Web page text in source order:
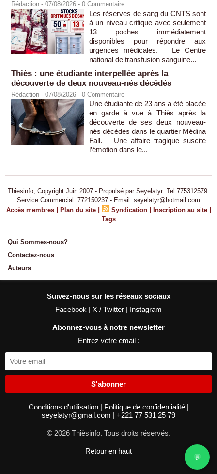
Rédaction - 07/08/2026 - 0 Commentaire
Les réserves de sang du CNTS sont
à un niveau critique avec seulement
13 poches immédiatement
disponibles pour répondre aux
urgences médicales. Le Centre
national de transfusion sanguine...
Thiès : une étudiante interpellée après la
découverte de deux nouveau-nés décédés
Rédaction - 07/08/2026 - 0 Commentaire
Une étudiante de 23 ans a été placée
en garde à vue à Thiès après la
découverte de ses deux nouveau-
nés décédés dans le quartier Médina
Fall. Une affaire tragique suscite
l’émotion dans le...
Thiesinfo, Copyright Juin 2007 - Propulsé par Seyelatyr: Tel 775312579.
Service Commercial: 772150237 - Email: seyelatyr@hotmail.com
Accès membres | Plan du site | Syndication | Inscription au site |
Tags
Qui Sommes-nous?
Contactez-nous
Auteurs
Suivez-nous sur les réseaux sociaux
Facebook | X / Twitter | Instagram
Abonnez-vous à notre newsletter
Entrez votre email :
S'abonner
Conditions d'utilisation | Politique de confidentialité |
seyelatyr@gmail.com | +221 77 531 25 79
© 2026 Thièsinfo. Tous droits réservés.
Retour en haut
💬